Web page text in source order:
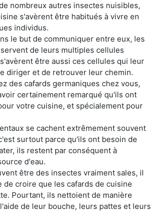
nombreux autres insectes nuisibles,
s'avèrent être habitués à vivre en
individus.
le but de communiquer entre eux, les
de leurs multiples cellules
être aussi ces cellules qui leur
diriger et de retrouver leur chemin.
des cafards germaniques chez vous,
certainement remarqué qu'ils ont
votre cuisine, et spécialement pour
se cachent extrêmement souvent
surtout parce qu'ils ont besoin de
ils restent par conséquent à
d'eau.
être des insectes vraiment sales, il
croire que les cafards de cuisine
Pourtant, ils nettoient de manière
de leur bouche, leurs pattes et leurs